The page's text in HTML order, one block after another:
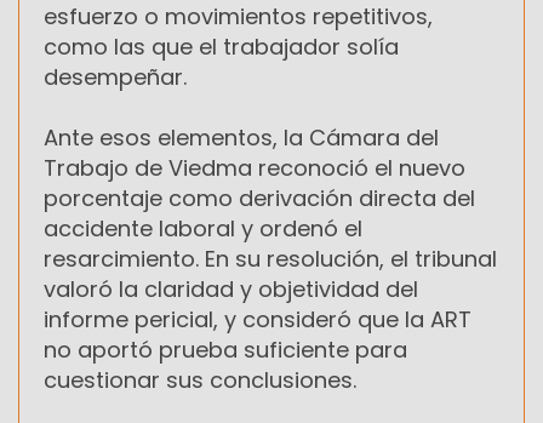
esfuerzo o movimientos repetitivos,
como las que el trabajador solía
desempeñar.
Ante esos elementos, la Cámara del
Trabajo de Viedma reconoció el nuevo
porcentaje como derivación directa del
accidente laboral y ordenó el
resarcimiento. En su resolución, el tribunal
valoró la claridad y objetividad del
informe pericial, y consideró que la ART
no aportó prueba suficiente para
cuestionar sus conclusiones.